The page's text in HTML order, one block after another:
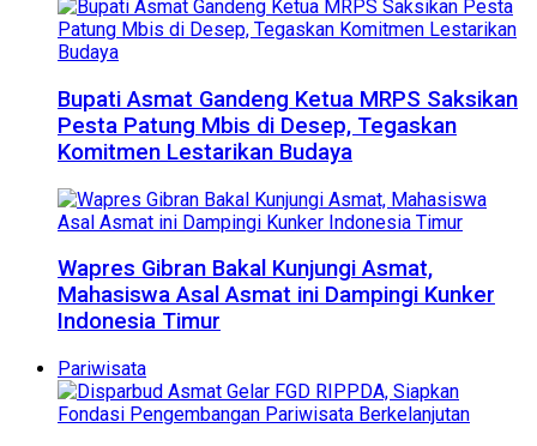
Bupati Asmat Gandeng Ketua MRPS Saksikan
Pesta Patung Mbis di Desep, Tegaskan
Komitmen Lestarikan Budaya
Wapres Gibran Bakal Kunjungi Asmat,
Mahasiswa Asal Asmat ini Dampingi Kunker
Indonesia Timur
Pariwisata